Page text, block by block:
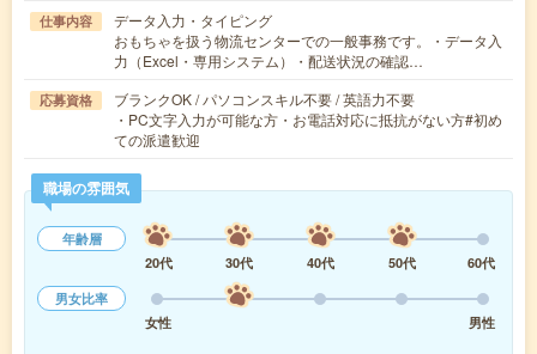
仕事内容
データ入力・タイピング
おもちゃを扱う物流センターでの一般事務です。・データ入
力（Excel・専用システム）・配送状況の確認…
応募資格
ブランクOK / パソコンスキル不要 / 英語力不要
・PC文字入力が可能な方・お電話対応に抵抗がない方#初め
ての派遣歓迎
職場の雰囲気
年齢層
20代
30代 40代 50代
60代
男女比率
女性
男性